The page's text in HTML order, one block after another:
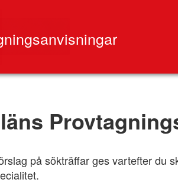
på sökträffar ges vartefter du